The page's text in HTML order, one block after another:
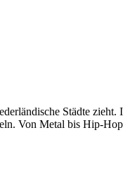
Städte
Von Metal bis Hip-